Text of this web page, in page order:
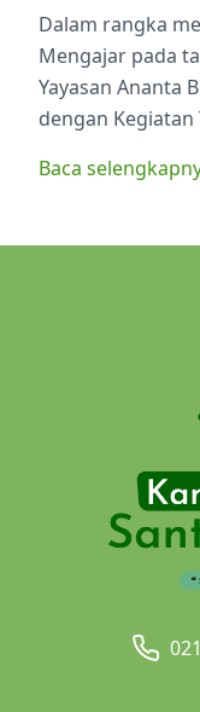
Dalam rangka
Mengajar pada
Yayasan Ananta
dengan Kegiatan
Baca